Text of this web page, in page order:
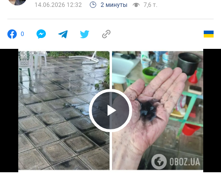
14.06.2026 12:32 2 минуты 7,6 т.
0
Play Video